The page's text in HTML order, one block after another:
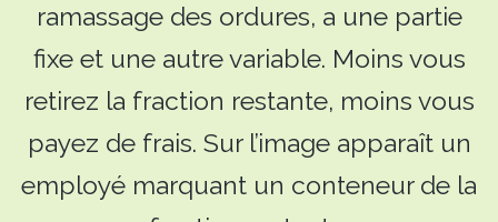
ramassage des ordures, a une partie
fixe et une autre variable. Moins vous
retirez la fraction restante, moins vous
payez de frais. Sur l’image apparaît un
employé marquant un conteneur de la